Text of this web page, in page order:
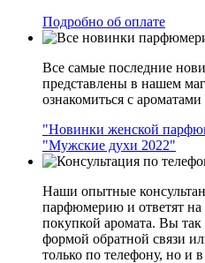
Подробно об оплате
Все самые последние
представлены в нашем
ознакомиться с
"Новинки женской
"Мужские духи 2022"
Наши опытные
парфюмерию и ответят на
покупкой аромата. Вы так
формой обратной связи
только по телефону, но и